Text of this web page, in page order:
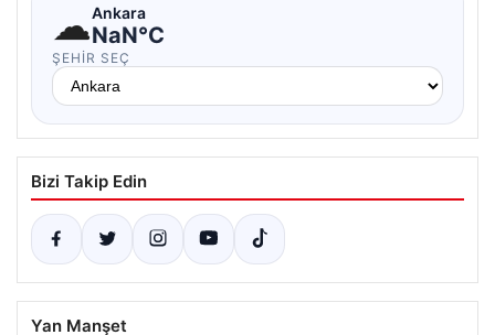
☁Ankara
NaN°C
ŞEHIR SEÇ
Bizi Takip Edin
Yan Manşet